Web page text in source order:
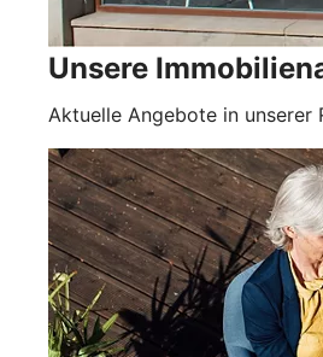
Unsere
Aktuelle Angebote in unserer